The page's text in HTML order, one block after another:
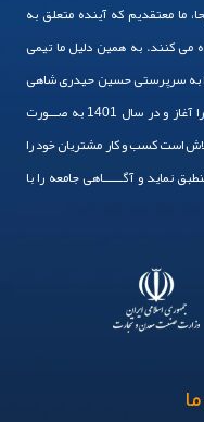
ما معتقدیم که آینده متعلق به
می کنند. به همین دلیل ما تیمی
را به سرپرستی حسین حیدری شاهی
سرایی گرد هم آورده ایم. سال 1394 فعالیت خود را آغاز و در سال 1401 به صـــورت
و در تـــــلاش است کسب و کار مشتریان خود را
نماید و آگــــــاهی جامعه را با